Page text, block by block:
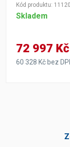
Kód produktu:
Skladem
72 997 Kč
60 328 Kč bez